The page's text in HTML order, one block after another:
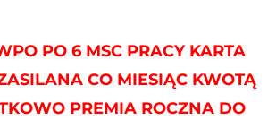
PO 6 MSC PRACY KARTA
CO MIESIĄC KWOTĄ
PREMIA ROCZNA DO